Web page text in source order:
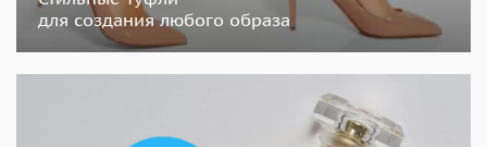
для создания любого образа